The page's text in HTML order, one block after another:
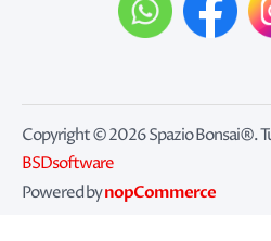
Copyright © 2026 Spazio Bonsai®.
BSDsoftware
Powered bynopCommerce